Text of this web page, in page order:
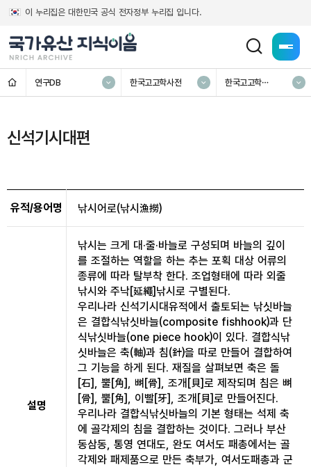
이 누리집은 대한민국 공식 전자정부 누리집 입니다.
전체
홈 연구DB 한국고고학사전
한국고고학
신석기시대편
유적/용어명 낚시어로(낚시漁撈)
설명
낚시는 크게 대·줄·바늘로 구성되며 바늘의 깊이
를 조절하는 역할을 하는 추는 포획 대상 어류의
종류에 따라 탈부착 한다. 조업형태에 따라 외줄
낚시와 주낙[延繩]낚시로 구별된다.
우리나라 신석기시대유적에서 출토되는 낚싯바늘
은 결합식낚싯바늘(composite fishhook)과 단
식낚싯바늘(one piece hook)이 있다. 결합식낚
싯바늘은 축(軸)과 침(針)을 따로 만들어 결합하여
그 기능을 하게 된다. 재질을 살펴보면 축은 돌
[石], 뿔[角], 뼈[骨], 조개[貝]로 제작되며 침은 뼈
[骨], 뿔[角], 이빨[牙], 조개[貝]로 만들어진다.
우리나라 결합식낚싯바늘의 기본 형태는 석제 축
에 골각제의 침을 결합하는 것이다. 그러나 부산
동삼동, 통영 연대도, 완도 여서도 패총에서는 골
각제와 패제품으로 만든 축부가, 여서도패총과 군